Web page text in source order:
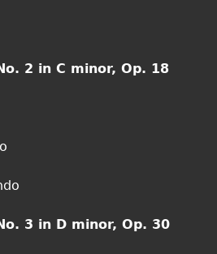
2 in C minor, Op. 18
3 in D minor, Op. 30